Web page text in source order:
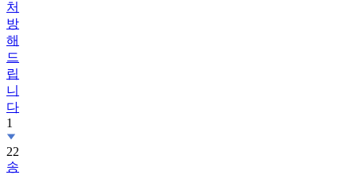
처
방
해
드
립
니
다
1
22
송